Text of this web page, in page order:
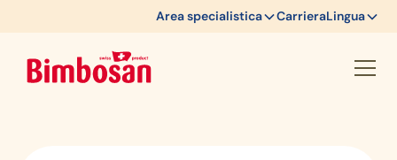
Area specialistica CarrieraLingua